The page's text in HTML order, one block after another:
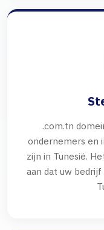
.com.tn
ondernemers en
zijn in Tunesië.
aan dat uw